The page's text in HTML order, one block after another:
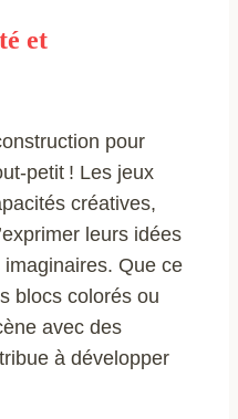
et
pour
petit ! Les jeux
créatives,
leurs idées
imaginaires. Que ce
blocs colorés ou
avec des
à développer